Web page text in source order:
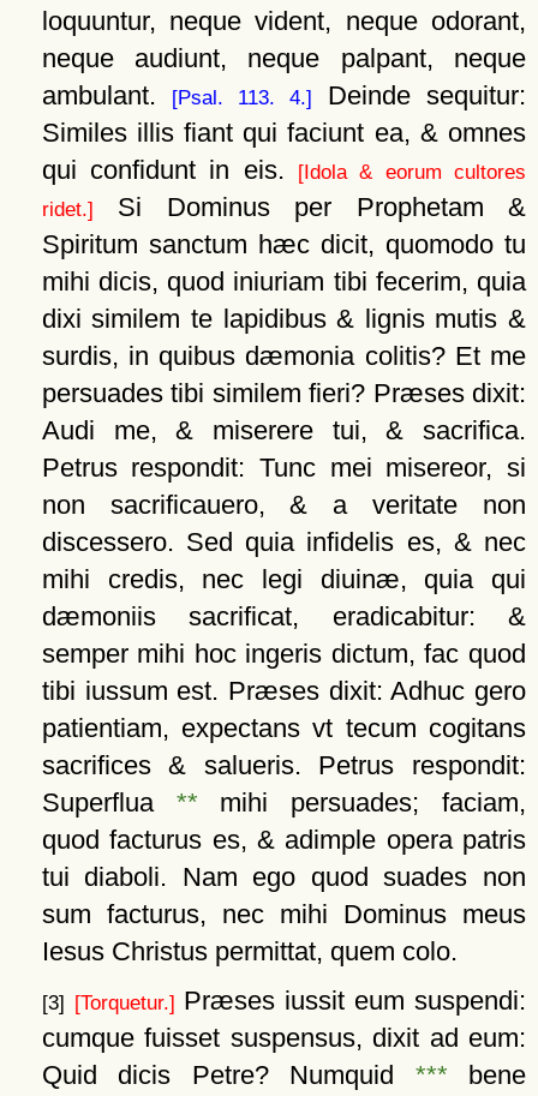
loquuntur, neque vident, neque odorant,
neque audiunt, neque palpant, neque
ambulant.
[Psal. 113. 4.]
Deinde sequitur:
Similes illis fiant qui faciunt ea, & omnes
qui confidunt in eis.
[Idola & eorum cultores
ridet.]
Si Dominus per Prophetam &
Spiritum sanctum hæc dicit, quomodo tu
mihi dicis, quod iniuriam tibi fecerim, quia
dixi similem te lapidibus & lignis mutis &
surdis, in quibus dæmonia colitis? Et me
persuades tibi similem fieri? Præses dixit:
Audi me, & miserere tui, & sacrifica.
Petrus respondit: Tunc mei misereor, si
non sacrificauero, & a veritate non
discessero. Sed quia infidelis es, & nec
mihi credis, nec legi diuinæ, quia qui
dæmoniis sacrificat, eradicabitur: &
semper mihi hoc ingeris dictum, fac quod
tibi iussum est. Præses dixit: Adhuc gero
patientiam, expectans vt tecum cogitans
sacrifices & salueris. Petrus respondit:
Superflua ** mihi persuades; faciam,
quod facturus es, & adimple opera patris
tui diaboli. Nam ego quod suades non
sum facturus, nec mihi Dominus meus
Iesus Christus permittat, quem colo.
[3] [Torquetur.] Præses iussit eum suspendi:
cumque fuisset suspensus, dixit ad eum:
Quid dicis Petre? Numquid *** bene